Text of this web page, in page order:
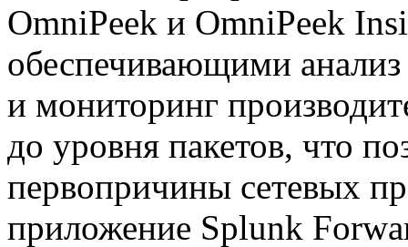
OmniPeek и OmniPeek
обеспечивающими анализ
и мониторинг
до уровня пакетов, что
первопричины сетевых
приложение Splunk